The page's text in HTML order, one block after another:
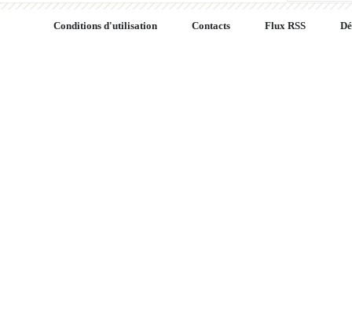
Conditions d'utilisation Contacts Flux RSS